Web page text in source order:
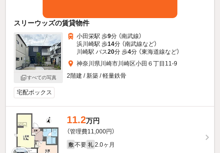
スリーウッズの賃貸物件
すべての写真
小田栄駅 歩9分 （南武線）
浜川崎駅 歩14分 （南武線など）
川崎駅 バス20分 歩4分 （東海道線など）
神奈川県川崎市川崎区小田６丁目11-9
2階建 / 新築 / 軽量鉄骨
宅配ボックス
11.2万円
（管理費11,000円）
敷 不要 礼 2.0ヶ月